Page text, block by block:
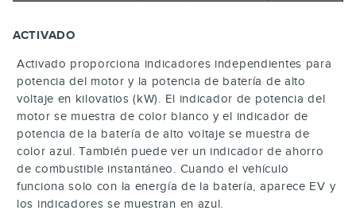
ACTIVADO
Activado proporciona indicadores independientes para
potencia del motor y la potencia de batería de alto
voltaje en kilovatios (kW). El indicador de potencia del
motor se muestra de color blanco y el indicador de
potencia de la batería de alto voltaje se muestra de
color azul. También puede ver un indicador de ahorro
de combustible instantáneo. Cuando el vehículo
funciona solo con la energía de la batería, aparece EV y
los indicadores se muestran en azul.